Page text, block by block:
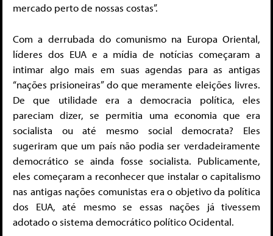
mercado perto de nossas costas”.
Com a derrubada do comunismo na Europa Oriental,
líderes dos EUA e a mídia de notícias começaram a
intimar algo mais em suas agendas para as antigas
“nações prisioneiras” do que meramente eleições livres.
De que utilidade era a democracia política, eles
pareciam dizer, se permitia uma economia que era
socialista ou até mesmo social democrata? Eles
sugeriram que um país não podia ser verdadeiramente
democrático se ainda fosse socialista. Publicamente,
eles começaram a reconhecer que instalar o capitalismo
nas antigas nações comunistas era o objetivo da política
dos EUA, até mesmo se essas nações já tivessem
adotado o sistema democrático político Ocidental.